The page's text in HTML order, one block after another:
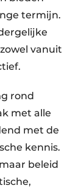
termijn.
vanuit
rond
met alle
met de
kennis.
beleid